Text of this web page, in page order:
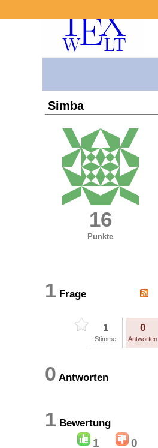
Simba
16
Punkte
1 Frage
1
Stimme
0
Antworten
0 Antworten
1 Bewertung
1 0